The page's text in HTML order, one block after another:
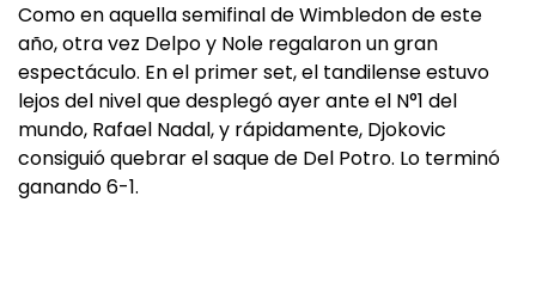
Como en aquella semifinal de Wimbledon de este
año, otra vez Delpo y Nole regalaron un gran
espectáculo. En el primer set, el tandilense estuvo
lejos del nivel que desplegó ayer ante el N°1 del
mundo, Rafael Nadal, y rápidamente, Djokovic
consiguió quebrar el saque de Del Potro. Lo terminó
ganando 6-1.